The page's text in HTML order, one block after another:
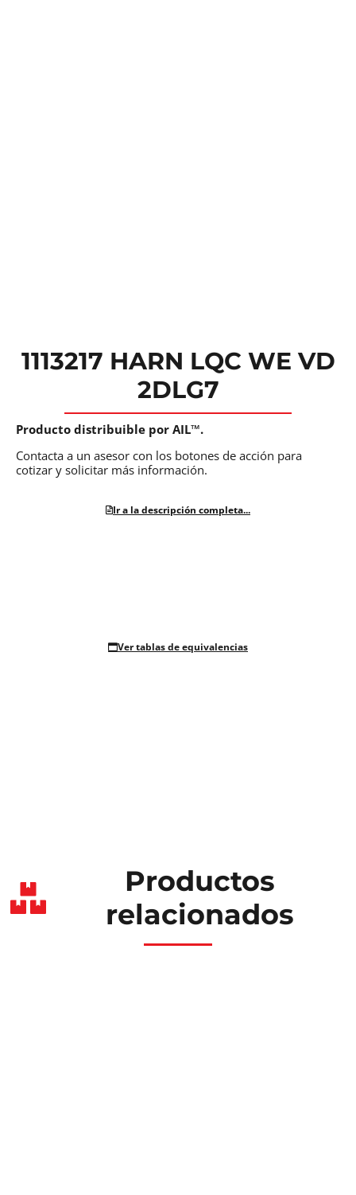
1113217 HARN LQC WE VD
2DLG7
Producto distribuible por AIL™.
Contacta a un asesor con los botones de acción para
cotizar y solicitar más información.
Ir a la descripción completa...
Ver tablas de equivalencias
Productos
relacionados